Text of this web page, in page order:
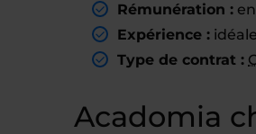
Rémunération :
Expérience :
Type de contrat :
Acadomia